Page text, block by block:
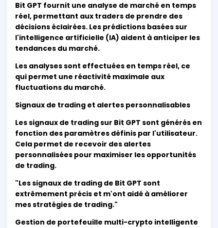
Bit GPT fournit une analyse de marché en temps
réel, permettant aux traders de prendre des
décisions éclairées. Les prédictions basées sur
l'intelligence artificielle (IA) aident à anticiper les
tendances du marché.
Les analyses sont effectuées en temps réel, ce
qui permet une réactivité maximale aux
fluctuations du marché.
Signaux de trading et alertes personnalisables
Les signaux de trading sur Bit GPT sont générés en
fonction des paramètres définis par l'utilisateur.
Cela permet de recevoir des alertes
personnalisées pour maximiser les opportunités
de trading.
"Les signaux de trading de Bit GPT sont
extrêmement précis et m'ont aidé à améliorer
mes stratégies de trading."
Gestion de portefeuille multi-crypto intelligente